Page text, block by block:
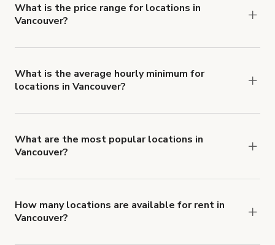
What is the price range for locations in
Vancouver?
range from $18 CAD to $4.313 CAD per hour for
spaces in Vancouver.
What is the average hourly minimum for
locations in Vancouver?
What are the most popular locations in
Vancouver?
Gastown Brick & Beam Heritage Loftand
Prospect Studio
How many locations are available for rent in
Vancouver?